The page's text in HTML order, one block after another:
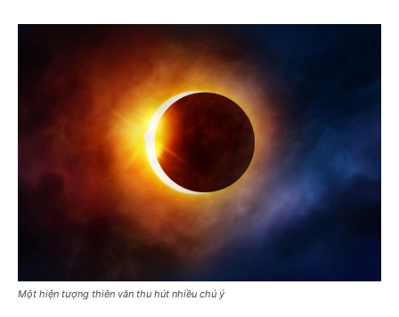
Một hiện tượng thiên văn thu hút nhiều chú ý